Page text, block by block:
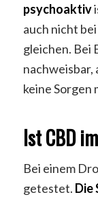
psychoaktiv
auch nicht
gleichen. Bei
nachweisbar,
keine Sorgen
Ist CBD
Bei einem
getestet. Die